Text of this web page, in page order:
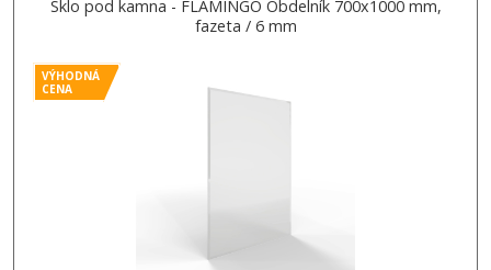
Sklo pod kamna - FLAMINGO Obdelník 700x1000 mm,
fazeta / 6 mm
VÝHODNÁ
CENA